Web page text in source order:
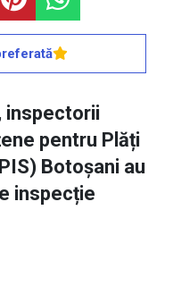
inspectorii
pentru Plăți
Botoșani au
inspecție